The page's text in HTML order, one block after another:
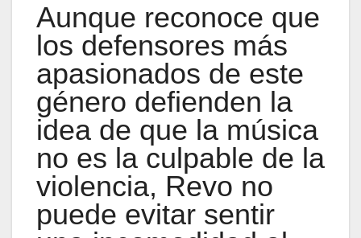
Aunque reconoce que
los defensores más
apasionados de este
género defienden la
idea de que la música
no es la culpable de la
violencia, Revo no
puede evitar sentir